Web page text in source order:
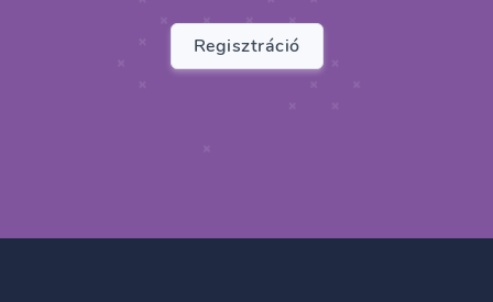
Regisztráció